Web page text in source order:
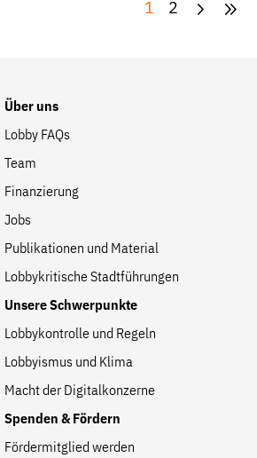
1 2
Über uns
Lobby FAQs
Team
Finanzierung
Jobs
Publikationen und Material
Lobbykritische Stadtführungen
Unsere Schwerpunkte
Lobbykontrolle und Regeln
Lobbyismus und Klima
Macht der Digitalkonzerne
Spenden & Fördern
Fördermitglied werden